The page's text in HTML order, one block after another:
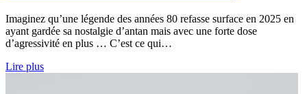
Imaginez qu’une légende des années 80 refasse surface en 2025 en
ayant gardée sa nostalgie d’antan mais avec une forte dose
d’agressivité en plus … C’est ce qui…
Lire plus